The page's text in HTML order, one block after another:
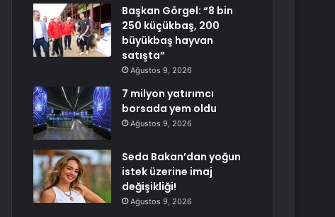
Başkan Görgel: “8 bin
250 küçükbaş, 200
büyükbaş hayvan
satışta”
Ağustos 9, 2026
7 milyon yatırımcı
borsada yem oldu
Ağustos 9, 2026
Seda Bakan’dan yoğun
istek üzerine imaj
değişikliği!
Ağustos 9, 2026